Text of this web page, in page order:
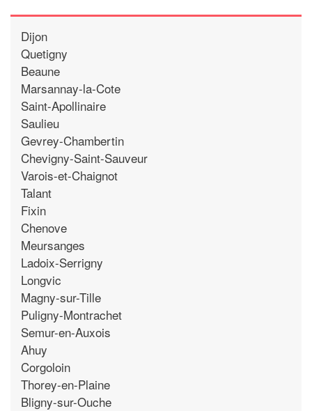
Dijon
Quetigny
Beaune
Marsannay-la-Cote
Saint-Apollinaire
Saulieu
Gevrey-Chambertin
Chevigny-Saint-Sauveur
Varois-et-Chaignot
Talant
Fixin
Chenove
Meursanges
Ladoix-Serrigny
Longvic
Magny-sur-Tille
Puligny-Montrachet
Semur-en-Auxois
Ahuy
Corgoloin
Thorey-en-Plaine
Bligny-sur-Ouche